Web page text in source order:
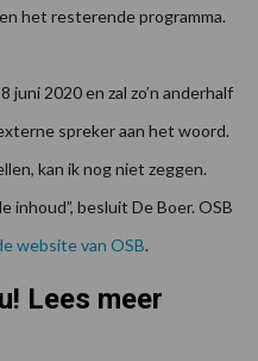
het resterende programma.
2020 en zal zo’n anderhalf
spreker aan het woord.
kan ik nog niet zeggen.
inhoud”, besluit De Boer. OSB
website van OSB.
Lees meer